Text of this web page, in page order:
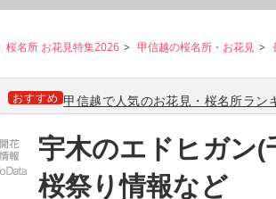
桜名所 お花見特集2026 甲信越の桜名所・お花見
おすすめ 甲信越で人気のお花見・桜名所ラン
宇木のエドヒガン(
桜祭り情報など